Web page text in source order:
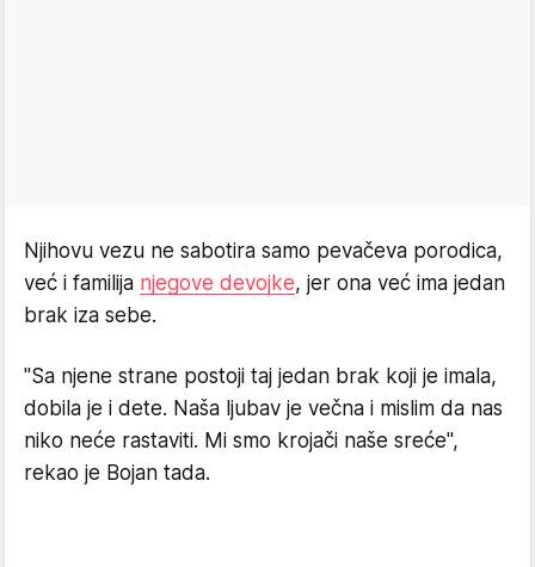
Njihovu vezu ne sabotira samo pevačeva porodica,
već i familija njegove devojke, jer ona već ima jedan
brak iza sebe.
"Sa njene strane postoji taj jedan brak koji je imala,
dobila je i dete. Naša ljubav je večna i mislim da nas
niko neće rastaviti. Mi smo krojači naše sreće",
rekao je Bojan tada.